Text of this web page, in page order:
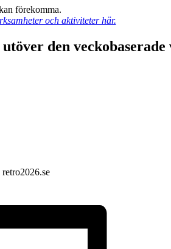
förekomma.
och aktiviteter här.
den veckobaserade